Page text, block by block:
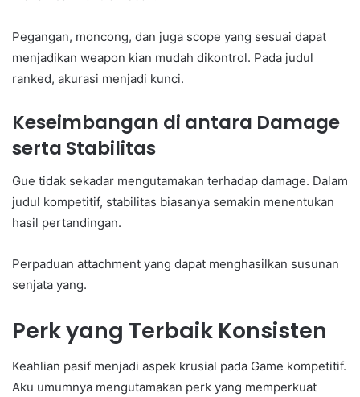
Pegangan, moncong, dan juga scope yang sesuai dapat
menjadikan weapon kian mudah dikontrol. Pada judul
ranked, akurasi menjadi kunci.
Keseimbangan di antara Damage
serta Stabilitas
Gue tidak sekadar mengutamakan terhadap damage. Dalam
judul kompetitif, stabilitas biasanya semakin menentukan
hasil pertandingan.
Perpaduan attachment yang dapat menghasilkan susunan
senjata yang.
Perk yang Terbaik Konsisten
Keahlian pasif menjadi aspek krusial pada Game kompetitif.
Aku umumnya mengutamakan perk yang memperkuat